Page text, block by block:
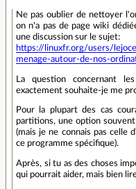
Ne pas oublier de nettoyer
on n'a pas de page wiki
une discussion sur le sujet:
https://linuxfr.org/users/
menage-autour-de-nos-
La question concernant
exactement souhaite-je me
Pour la plupart des cas
partitions, une option
(mais je ne connais pas celle
ce programme spécifique).
Après, si tu as des choses
qui pourrait aider, mais bien